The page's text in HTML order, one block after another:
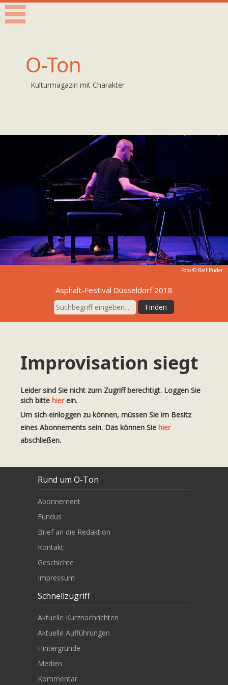
O-Ton
Kulturmagazin mit Charakter
Foto © Ralf Puder
Asphalt-Festival Düsseldorf 2018
Improvisation siegt
Leider sind Sie nicht zum Zugriff berechtigt. Loggen Sie
sich bitte hierein.
Um sich einloggen zu können, müssen Sie im Besitz
eines Abonnements sein. Das können Sie hier
abschließen.
Rund um O-Ton
Abonnement
Fundus
Brief an die Redaktion
Kontakt
Geschichte
Impressum
Schnellzugriff
Aktuelle Kurznachrichten
Aktuelle Aufführungen
Hintergründe
Medien
Kommentar